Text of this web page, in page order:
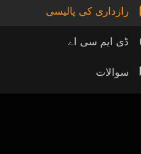
رازداری کی پالیسی
ڈی ایم سی اے
سوالات